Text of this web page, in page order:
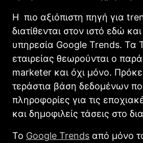
H πιο αξιόπιστη πηγή για
διατίθενται στον ιστό εδώ
υπηρεσία Google Trends. Τα
εταιρείας θεωρούνται ο
marketer και όχι μόνο.
τεράστια βάση δεδομένων
πληροφορίες για τις
και δημοφιλείς τάσεις στο
Το Google Trends από μόνο